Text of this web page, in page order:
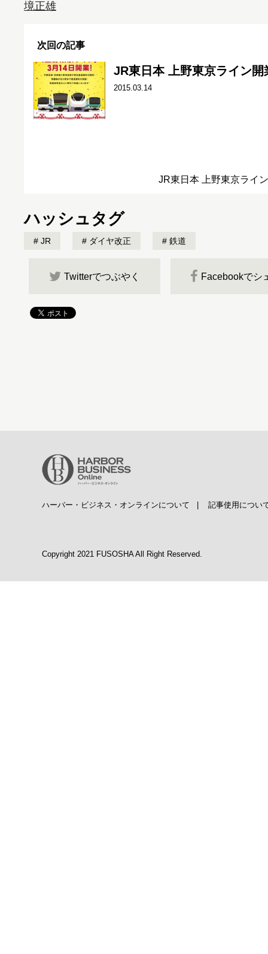
境正雄
次回の記事
JR東日本 上野東京ライン
2015.03.14
JR東日本 上野東京ライ
ハッシュタグ
JR ダイヤ改正 鉄道
Twitterでつぶやく Facebookでシ
ハーバー・ビジネス・オンラインについて 記事使用につい
Copyright 2021 FUSOSHA All Right Reserved.